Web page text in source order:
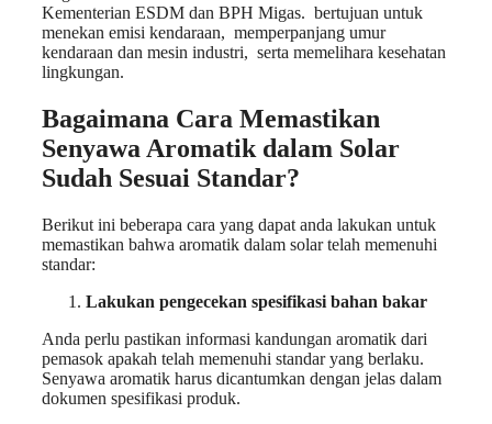
Kementerian ESDM dan BPH Migas. bertujuan untuk
menekan emisi kendaraan, memperpanjang umur
kendaraan dan mesin industri, serta memelihara kesehatan
lingkungan.
Bagaimana Cara Memastikan
Senyawa Aromatik dalam Solar
Sudah Sesuai Standar?
Berikut ini beberapa cara yang dapat anda lakukan untuk
memastikan bahwa aromatik dalam solar telah memenuhi
standar:
Lakukan pengecekan spesifikasi bahan bakar
Anda perlu pastikan informasi kandungan aromatik dari
pemasok apakah telah memenuhi standar yang berlaku.
Senyawa aromatik harus dicantumkan dengan jelas dalam
dokumen spesifikasi produk.